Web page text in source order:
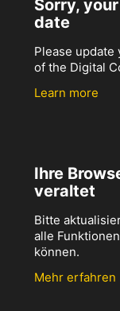
Sorry,
date
Please
of the Digital
Learn more
Ihre
veraltet
Bitte
alle
können.
Mehr erfahren